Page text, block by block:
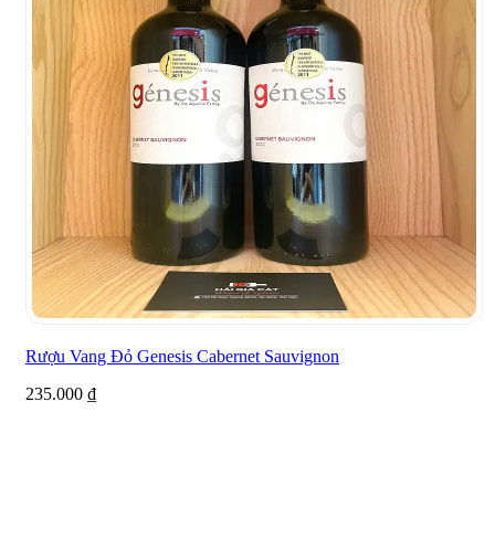
Rượu Vang Đỏ Genesis Cabernet Sauvignon
235.000 ₫